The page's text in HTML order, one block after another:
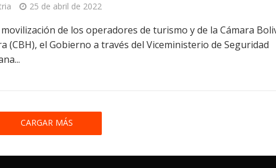
25 de abril de 2022
de los operadores de turismo y de la Cámara
(CBH), el Gobierno a través del Viceministerio de Seguridad
CARGAR MÁS